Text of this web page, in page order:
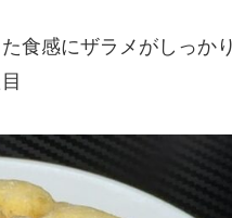
食感にザラメがしっか